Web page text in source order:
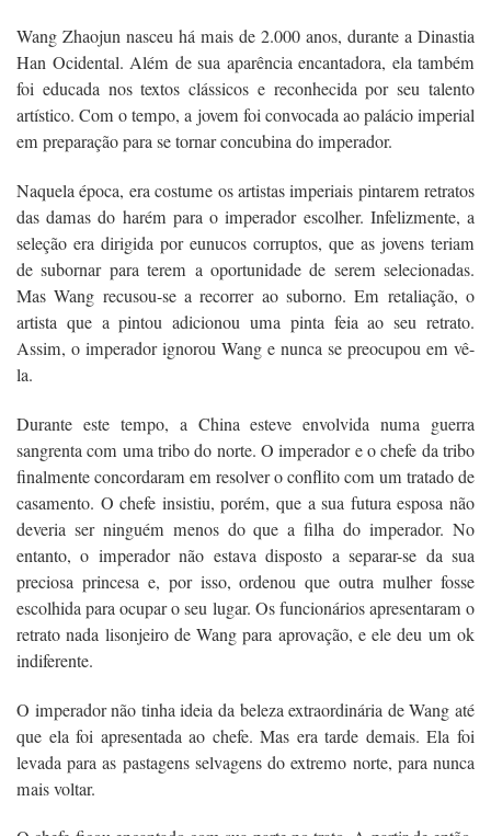
Wang Zhaojun nasceu há mais de 2.000 anos, durante a Dinastia
Han Ocidental. Além de sua aparência encantadora, ela também
foi educada nos textos clássicos e reconhecida por seu talento
artístico. Com o tempo, a jovem foi convocada ao palácio imperial
em preparação para se tornar concubina do imperador.
Naquela época, era costume os artistas imperiais pintarem retratos
das damas do harém para o imperador escolher. Infelizmente, a
seleção era dirigida por eunucos corruptos, que as jovens teriam
de subornar para terem a oportunidade de serem selecionadas.
Mas Wang recusou-se a recorrer ao suborno. Em retaliação, o
artista que a pintou adicionou uma pinta feia ao seu retrato.
Assim, o imperador ignorou Wang e nunca se preocupou em vê-
la.
Durante este tempo, a China esteve envolvida numa guerra
sangrenta com uma tribo do norte. O imperador e o chefe da tribo
finalmente concordaram em resolver o conflito com um tratado de
casamento. O chefe insistiu, porém, que a sua futura esposa não
deveria ser ninguém menos do que a filha do imperador. No
entanto, o imperador não estava disposto a separar-se da sua
preciosa princesa e, por isso, ordenou que outra mulher fosse
escolhida para ocupar o seu lugar. Os funcionários apresentaram o
retrato nada lisonjeiro de Wang para aprovação, e ele deu um ok
indiferente.
O imperador não tinha ideia da beleza extraordinária de Wang até
que ela foi apresentada ao chefe. Mas era tarde demais. Ela foi
levada para as pastagens selvagens do extremo norte, para nunca
mais voltar.